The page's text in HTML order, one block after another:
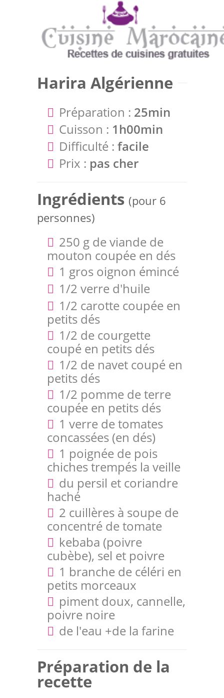
Harira Algérienne
Préparation : 25min
Cuisson : 1h00min
Difficulté : facile
Prix : pas cher
Ingrédients (pour 6
personnes)
250 g de viande de
mouton coupée en dés
1 gros oignon émincé
1/2 verre d'huile
1/2 carotte coupée en
petits dés
1/2 de courgette
coupé en petits dés
1/2 de navet coupé en
petits dés
1/2 pomme de terre
coupée en petits dés
1 verre de tomates
concassées (en dés)
1 poignée de pois
chiches trempés la veille
du persil et coriandre
haché
2 cuillères à soupe de
concentré de tomate
kebaba (poivre
cubèbe), sel et poivre
1 branche de céléri en
petits morceaux
piment doux, cannelle,
poivre noire
de l'eau +de la farine
Préparation de la
recette